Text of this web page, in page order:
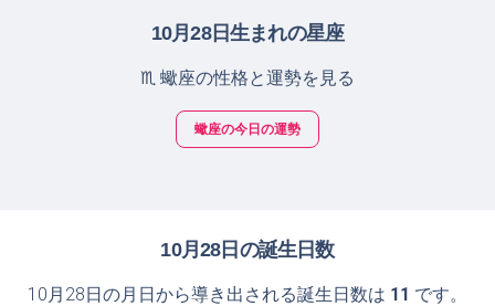
10月28日生まれの星座
♏ 蠍座の性格と運勢を見る
蠍座の今日の運勢
10月28日の誕生日数
10月28日の月日から導き出される誕生日数は 11 です。